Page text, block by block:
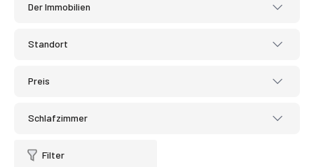
Der Immobilien
Standort
Preis
Schlafzimmer
Filter